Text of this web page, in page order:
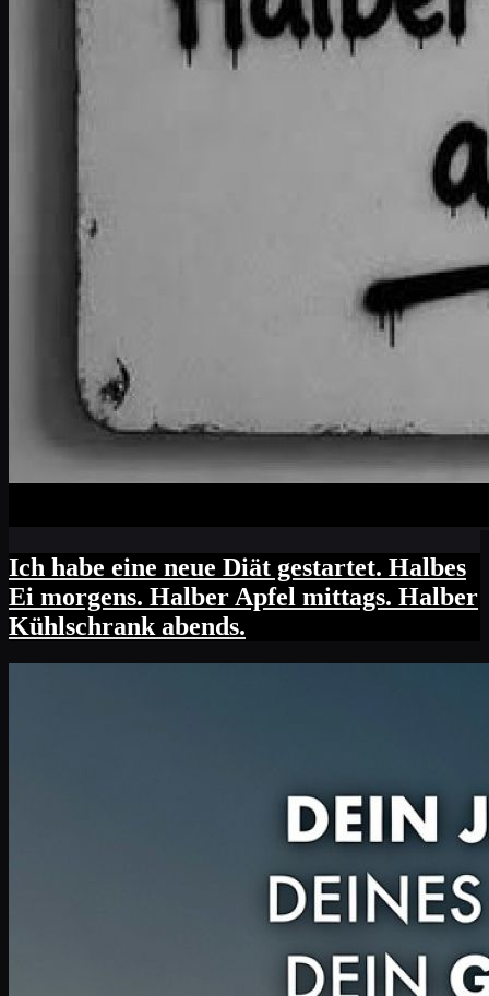
Ich habe eine neue Diät gestartet. Halbes
Ei morgens. Halber Apfel mittags. Halber
Kühlschrank abends.